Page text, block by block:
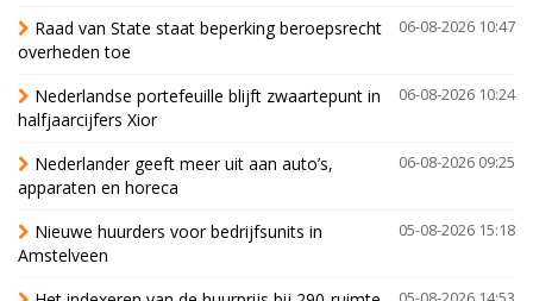
06-08-2026 10:47
Raad van State staat beperking beroepsrecht
overheden toe
06-08-2026 10:24
Nederlandse portefeuille blijft zwaartepunt in
halfjaarcijfers Xior
06-08-2026 09:25
Nederlander geeft meer uit aan auto’s,
apparaten en horeca
05-08-2026 15:18
Nieuwe huurders voor bedrijfsunits in
Amstelveen